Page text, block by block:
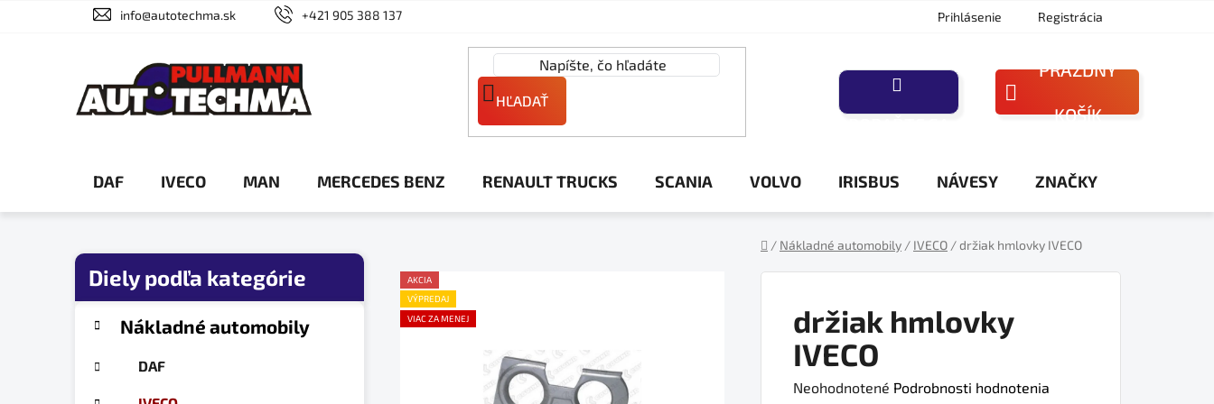
info@autotechma.sk +421 905 388 137 Prihlásenie Registrácia
HĽADAŤ
NÁKUPNÝ
PRÁZDNY
KOŠÍK
DAF IVECO MAN MERCEDES BENZ RENAULT TRUCKS SCANIA VOLVO IRISBUS NÁVESY ZNAČKY
/ Nákladné automobily / IVECO /držiak hmlovky IVECO
B
kategórieNákladné automobily
DAF
držiak hmlovky
IVECO
Priemerné
Neohodnotené Podrobnosti hodnotenia
AKCIA
VÝPREDAJ
VIAC ZA MENEJ